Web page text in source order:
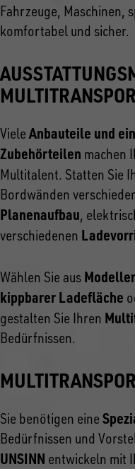
Fahrzeuge, Maschinen,
komfortabel und sicher.
VieleAnbauteile und
Zubehörteilen machen
Multitalent. Statten Sie
Bordwänden
Planenaufbau,
verschiedenen
Wählen Sie aus
kippbarer Ladefläche
gestalten Sie Ihren
Bedürfnissen.
Sie benötigen eine
Bedürfnissen und
UNSINN entwickeln mit